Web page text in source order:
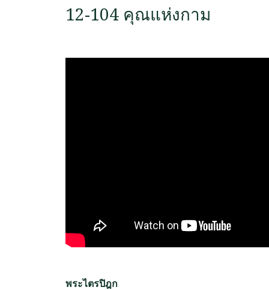
12-104 คุณแห่งกาม
พระไตรปิฎก